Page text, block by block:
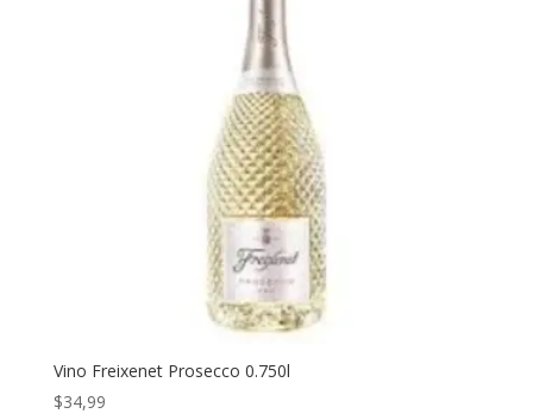
Vino Freixenet Prosecco 0.750l
$34,99